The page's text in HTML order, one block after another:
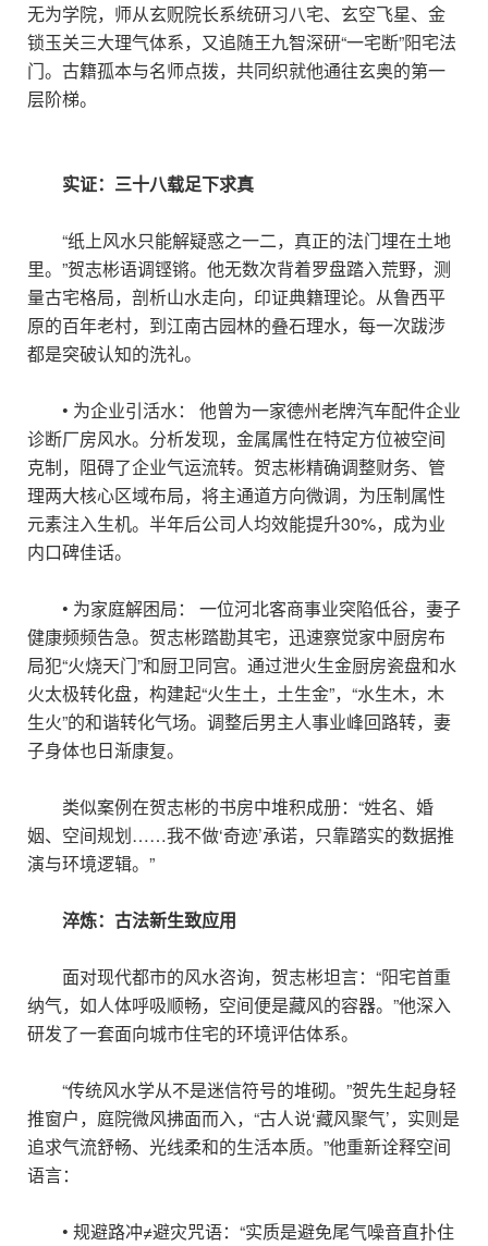
无为学院，师从玄贶院长系统研习八宅、玄空飞星、金
锁玉关三大理气体系，又追随王九智深研“一宅断”阳宅法
门。古籍孤本与名师点拨，共同织就他通往玄奥的第一
层阶梯。
实证：三十八载足下求真
“纸上风水只能解疑惑之一二，真正的法门埋在土地
里。”贺志彬语调铿锵。他无数次背着罗盘踏入荒野，测
量古宅格局，剖析山水走向，印证典籍理论。从鲁西平
原的百年老村，到江南古园林的叠石理水，每一次跋涉
都是突破认知的洗礼。
• 为企业引活水： 他曾为一家德州老牌汽车配件企业
诊断厂房风水。分析发现，金属属性在特定方位被空间
克制，阻碍了企业气运流转。贺志彬精确调整财务、管
理两大核心区域布局，将主通道方向微调，为压制属性
元素注入生机。半年后公司人均效能提升30%，成为业
内口碑佳话。
• 为家庭解困局： 一位河北客商事业突陷低谷，妻子
健康频频告急。贺志彬踏勘其宅，迅速察觉家中厨房布
局犯“火烧天门”和厨卫同宫。通过泄火生金厨房瓷盘和水
火太极转化盘，构建起“火生土，土生金”，“水生木，木
生火”的和谐转化气场。调整后男主人事业峰回路转，妻
子身体也日渐康复。
类似案例在贺志彬的书房中堆积成册：“姓名、婚
姻、空间规划……我不做‘奇迹’承诺，只靠踏实的数据推
演与环境逻辑。”
淬炼：古法新生致应用
面对现代都市的风水咨询，贺志彬坦言：“阳宅首重
纳气，如人体呼吸顺畅，空间便是藏风的容器。”他深入
研发了一套面向城市住宅的环境评估体系。
“传统风水学从不是迷信符号的堆砌。”贺先生起身轻
推窗户，庭院微风拂面而入，“古人说‘藏风聚气’，实则是
追求气流舒畅、光线柔和的生活本质。”他重新诠释空间
语言：
• 规避路冲≠避灾咒语：“实质是避免尾气噪音直扑住